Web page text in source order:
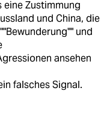
Zustimmung
und China, die
und
ansehen
falsches Signal.